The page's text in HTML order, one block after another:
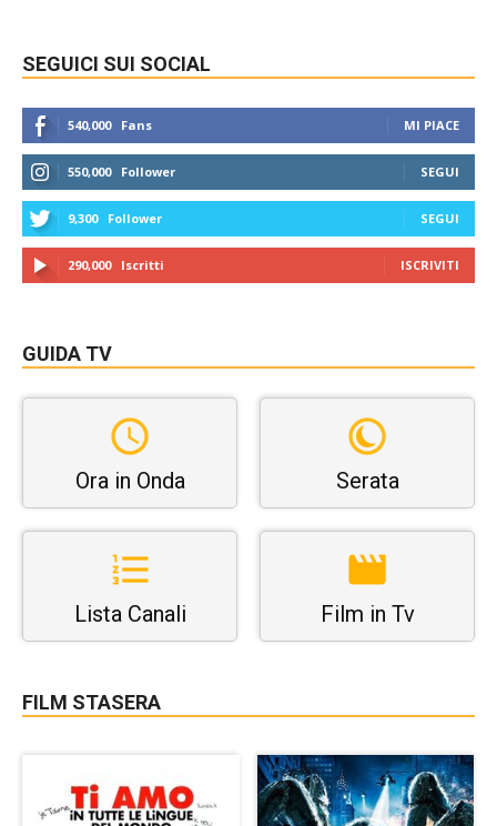
SEGUICI SUI SOCIAL
540,000 Fans MI PIACE
550,000 Follower SEGUI
9,300 Follower SEGUI
290,000 Iscritti ISCRIVITI
GUIDA TV
Ora in Onda Serata
Lista Canali Film in Tv
FILM STASERA